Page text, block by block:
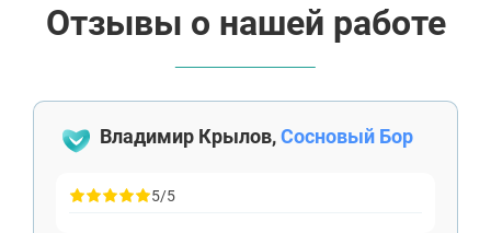
Отзывы о нашей работе
Владимир Крылов,Сосновый Бор
5/5